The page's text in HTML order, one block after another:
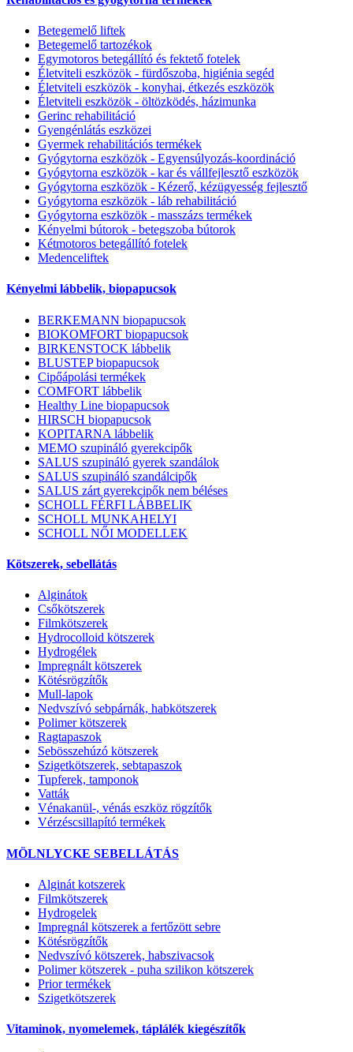
Betegemelő liftek
Betegemelő tartozékok
Egymotoros betegállító és fektető fotelek
Életviteli eszközök - fürdőszoba, higiénia segéd
Életviteli eszközök - konyhai, étkezés eszközök
Életviteli eszközök - öltözködés, házimunka
Gerinc rehabilitáció
Gyengénlátás eszközei
Gyermek rehabilitációs termékek
Gyógytorna eszközök - Egyensúlyozás-koordináció
Gyógytorna eszközök - kar és vállfejlesztő eszközök
Gyógytorna eszközök - Kézerő, kézügyesség fejlesztő
Gyógytorna eszközök - láb rehabilitáció
Gyógytorna eszközök - masszázs termékek
Kényelmi bútorok - betegszoba bútorok
Kétmotoros betegállító fotelek
Medenceliftek
Kényelmi lábbelik, biopapucsok
BERKEMANN biopapucsok
BIOKOMFORT biopapucsok
BIRKENSTOCK lábbelik
BLUSTEP biopapucsok
Cipőápolási termékek
COMFORT lábbelik
Healthy Line biopapucsok
HIRSCH biopapucsok
KOPITARNA lábbelik
MEMO szupináló gyerekcipők
SALUS szupináló gyerek szandálok
SALUS szupináló szandálcipők
SALUS zárt gyerekcipők nem béléses
SCHOLL FÉRFI LÁBBELIK
SCHOLL MUNKAHELYI
SCHOLL NŐI MODELLEK
Kötszerek, sebellátás
Alginátok
Csőkötszerek
Filmkötszerek
Hydrocolloid kötszerek
Hydrogélek
Impregnált kötszerek
Kötésrögzítők
Mull-lapok
Nedvszívó sebpárnák, habkötszerek
Polimer kötszerek
Ragtapaszok
Sebösszehúzó kötszerek
Szigetkötszerek, sebtapaszok
Tupferek, tamponok
Vatták
Vénakanül-, vénás eszköz rögzítők
Vérzéscsillapító termékek
MÖLNLYCKE SEBELLÁTÁS
Alginát kotszerek
Filmkötszerek
Hydrogelek
Impregnál kötszerek a fertőzött sebre
Kötésrögzítők
Nedvszívó kötszerek, habszivacsok
Polimer kötszerek - puha szilikon kötszerek
Prior termékek
Szigetkötszerek
Vitaminok, nyomelemek, táplálék kiegészítők